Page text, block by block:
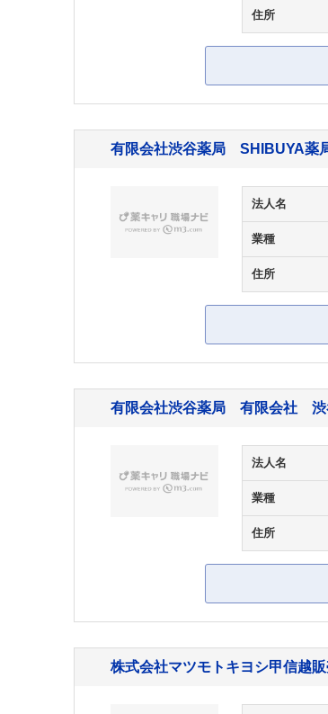
住所
有限会社渋谷薬局 SHIBUYA薬
法人名
業種
住所
有限会社渋谷薬局 有限会社 渋
法人名
業種
住所
株式会社マツモトキヨシ甲信